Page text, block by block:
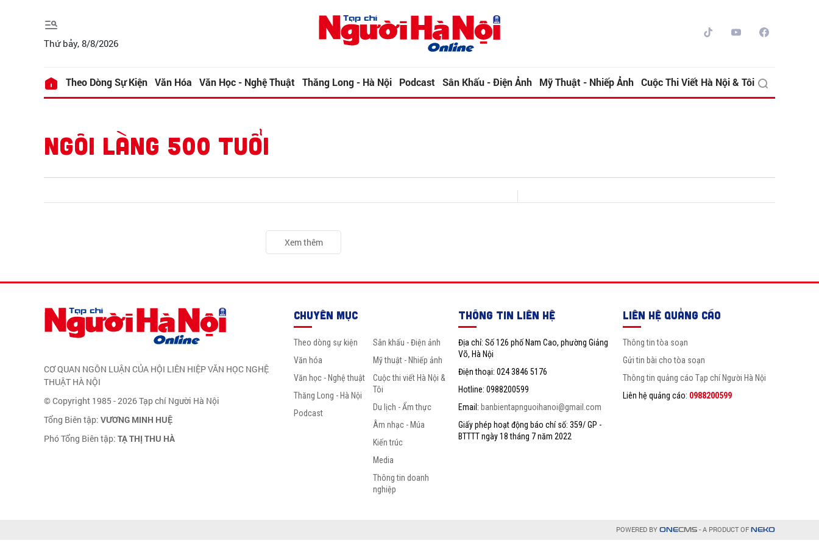
Thứ bảy, 8/8/2026
Theo Dòng Sự Kiện Văn Hóa Văn Học - Nghệ Thuật Thăng Long - Hà Nội Podcast Sân Khấu - Điện Ảnh Mỹ Thuật - Nhiếp Ảnh Cuộc Thi Viết Hà Nội & Tôi
NGÔI LÀNG 500 TUỔI
Xem thêm
CƠ QUAN NGÔN LUẬN CỦA HỘI LIÊN HIỆP VĂN HỌC NGHỆ
THUẬT HÀ NỘI
© Copyright 1985 - 2026 Tạp chí Người Hà Nội
Tổng Biên tập: VƯƠNG MINH HUỆ
Phó Tổng Biên tập: TẠ THỊ THU HÀ
CHUYÊN MỤC
Theo dòng sự kiện
Văn hóa
Văn học - Nghệ thuật
Thăng Long - Hà Nội
Podcast
Sân khấu - Điện ảnh
Mỹ thuật - Nhiếp ảnh
Cuộc thi viết Hà Nội &
Tôi
Du lịch - Ẩm thực
Âm nhạc - Múa
Kiến trúc
Media
Thông tin doanh
nghiệp
THÔNG TIN LIÊN HỆ
Địa chỉ: Số 126 phố Nam Cao, phường Giảng
Võ, Hà Nội
Điện thoại: 024 3846 5176
Hotline: 0988200599
Email: banbientapnguoihanoi@gmail.com
Giấy phép hoạt động báo chí số: 359/ GP -
BTTTT ngày 18 tháng 7 năm 2022
LIÊN HỆ QUẢNG CÁO
Thông tin tòa soạn
Gửi tin bài cho tòa soạn
Thông tin quảng cáo Tạp chí Người Hà Nội
Liên hệ quảng cáo: 0988200599
POWERED BY ONECMS - A PRODUCT OF NEKO